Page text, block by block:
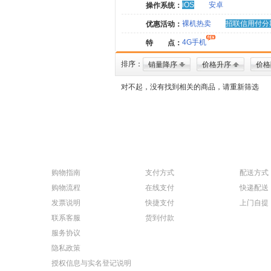
操作系统： iOS 安卓
优惠活动： 裸机热卖 招联信用付分
特 点： 4G手机
排序： 销量降序 价格升序 价
对不起，没有找到相关的商品，请重新筛选
购物指南
购物流程
发票说明
联系客服
服务协议
隐私政策
授权信息与实名登记说明
支付方式
在线支付
快捷支付
货到付款
配送方式
快递配送
上门自提